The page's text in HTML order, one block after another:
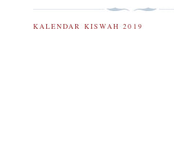
KALENDAR KISWAH 2019